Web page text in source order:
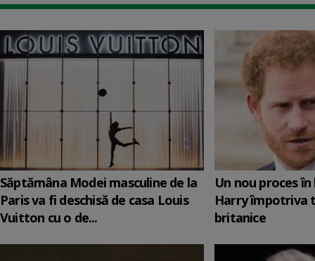
Săptămâna Modei masculine de la
Paris va fi deschisă de casa Louis
Vuitton cu o de...
Un nou proces
Harry împotriva
britanice